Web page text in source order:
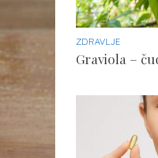
ZDRAVLJE
Graviola –